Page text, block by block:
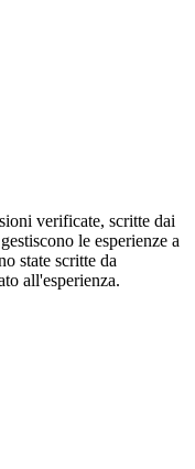
verificate, scritte dai
le esperienze a
state scritte da
all'esperienza.